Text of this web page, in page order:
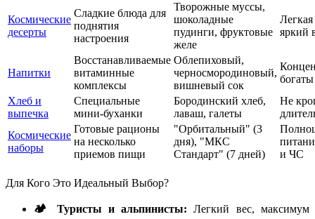
Космические
десерты
Сладкие блюда для
поднятия
настроения
Творожные муссы,
шоколадные
пудинги, фруктовые
желе
Легкая
яркий
Напитки
Восстанавливаемые
витаминные
комплексы
Облепиховый,
черносмородиновый,
вишневый сок
Хлеб и
выпечка
Специальные
мини-буханки
Бородинский хлеб,
лаваш, галеты
Не
Космические
наборы
Готовые рационы
на несколько
приемов пищи
"Орбитальный" (3
дня), "МКС
Стандарт" (7 дней)
и ЧС
Для Кого Это Идеальный Выбор?
🏕️ Туристы и альпинисты: Легкий вес, максимум